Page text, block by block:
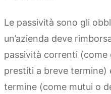
Le passività sono gli
un’azienda deve
passività correnti
prestiti a breve termine)
termine (come mutui o